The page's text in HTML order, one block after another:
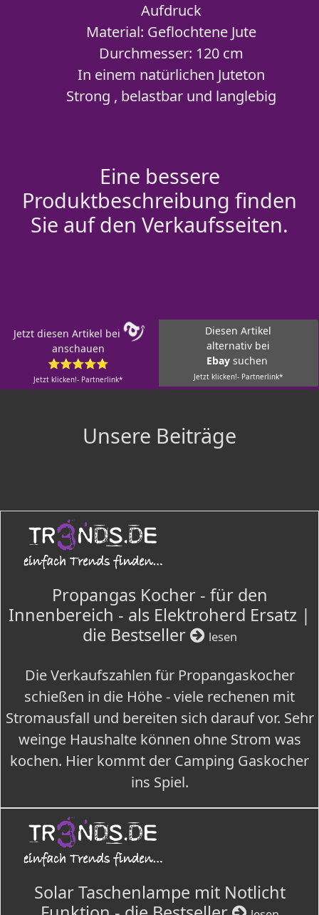
Aufdruck
Material: Geflochtene Jute
Durchmesser: 120 cm
In einem natürlichen Juteton
Strong , belastbar und langlebig
Eine bessere
Produktbeschreibung finden
Sie auf den Verkaufsseiten.
Jetzt diesen Artikel bei
anschauen
⭐⭐⭐⭐⭐
Jetzt klicken!- Partnerlink*
Diesen Artikel
alternativ bei
Ebay suchen
Jetzt klicken!- Partnerlink*
Unsere Beiträge
Propangas Kocher - für den
Innenbereich - als Elektroherd Ersatz |
die Bestseller
lesen
Die Verkaufszahlen für Propangaskocher
schießen in die Höhe - viele rechenen mit
Stromausfall und bereiten sich darauf vor. Sehr
weinge Haushalte können ohne Strom was
kochen. Hier kommt der Camping Gaskocher
ins Spiel.
Solar Taschenlampe mit Notlicht